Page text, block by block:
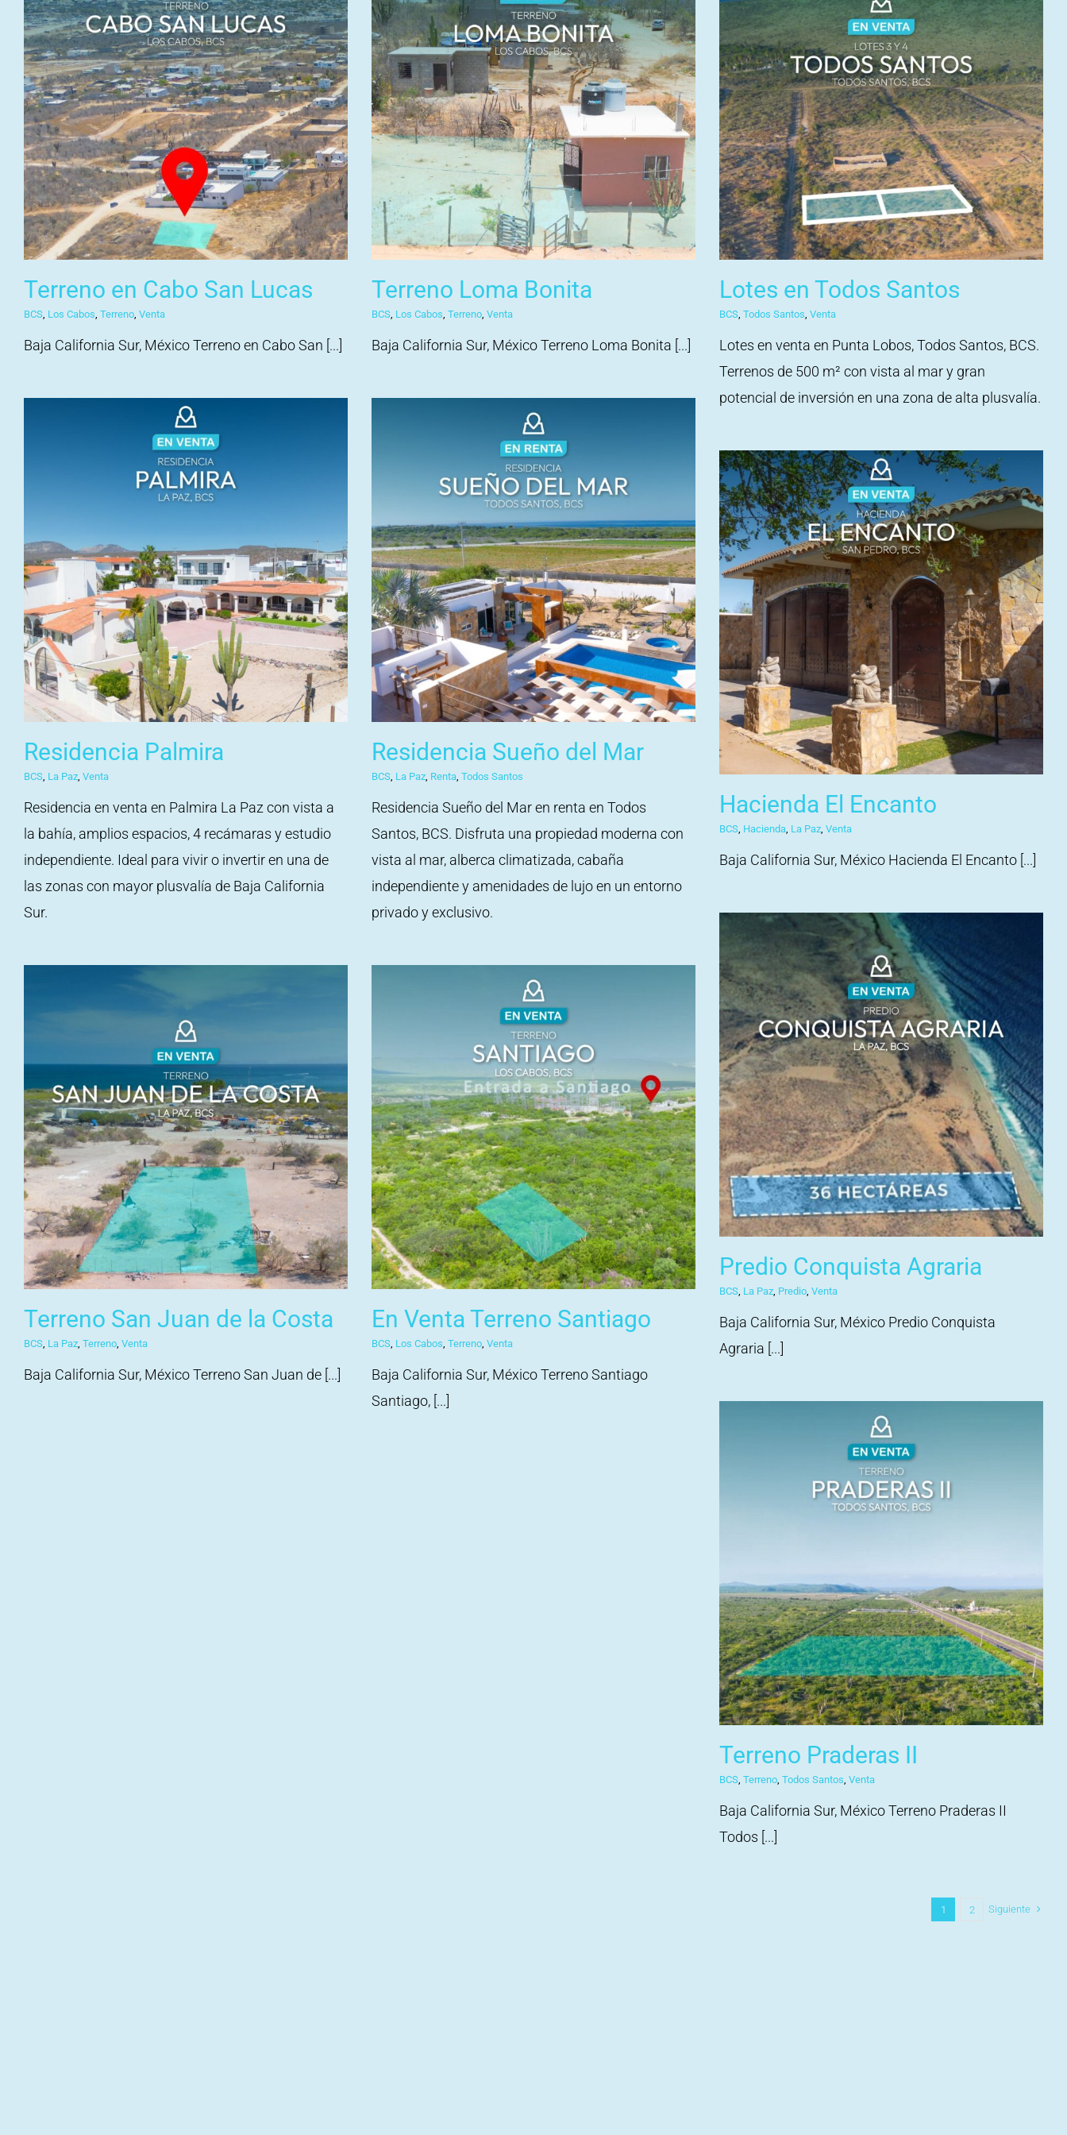
Terreno en Cabo San
Lucas
Terreno en Cabo San Lucas
BCS, Los Cabos, Terreno, Venta
Baja California Sur, México Terreno en Cabo San [...]
Terreno Loma Bonita
BCS, Los Cabos, Terreno, Venta
Baja California Sur, México Terreno Loma Bonita [...]
Lotes en Todos Santos
BCS, Todos Santos, Venta
Lotes en venta en Punta Lobos, Todos Santos, BCS.
Terrenos de 500 m² con vista al mar y gran
potencial de inversión en una zona de alta plusvalía.
Residencia Palmira
BCS, La Paz, Venta
Residencia en venta en Palmira La Paz con vista a
la bahía, amplios espacios, 4 recámaras y estudio
independiente. Ideal para vivir o invertir en una de
las zonas con mayor plusvalía de Baja California
Sur.
Residencia Sueño del
Mar
Residencia Sueño del Mar
BCS, La Paz, Renta, Todos Santos
Residencia Sueño del Mar en renta en Todos
Santos, BCS. Disfruta una propiedad moderna con
vista al mar, alberca climatizada, cabaña
independiente y amenidades de lujo en un entorno
privado y exclusivo.
Hacienda El Encanto
BCS, Hacienda, La Paz, Venta
Baja California Sur, México Hacienda El Encanto [...]
Predio Conquista Agraria
BCS, La Paz, Predio, Venta
Baja California Sur, México Predio Conquista
Agraria [...]
Terreno San Juan de la
Costa
Terreno San Juan de la Costa
BCS, La Paz, Terreno, Venta
Baja California Sur, México Terreno San Juan de [...]
En Venta Terreno
Santiago
En Venta Terreno Santiago
BCS, Los Cabos, Terreno, Venta
Baja California Sur, México Terreno Santiago
Santiago, [...]
Terreno Praderas II
BCS, Terreno, Todos Santos, Venta
Baja California Sur, México Terreno Praderas II
Todos [...]
1 2 Siguiente